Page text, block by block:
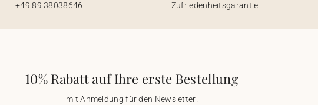
+49 89 38038646
Zufriedenheitsgarantie
10% Rabatt auf Ihre erste Bestellung
mit Anmeldung für den Newsletter!